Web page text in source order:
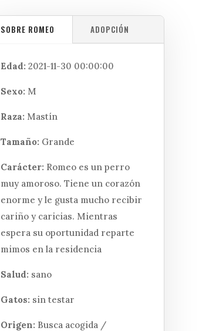
SOBRE ROMEO ADOPCIÓN
Edad: 2021-11-30 00:00:00
Sexo: M
Raza: Mastín
Tamaño: Grande
Carácter: Romeo es un perro
muy amoroso. Tiene un corazón
enorme y le gusta mucho recibir
cariño y caricias. Mientras
espera su oportunidad reparte
mimos en la residencia
Salud: sano
Gatos: sin testar
Origen: Busca acogida /